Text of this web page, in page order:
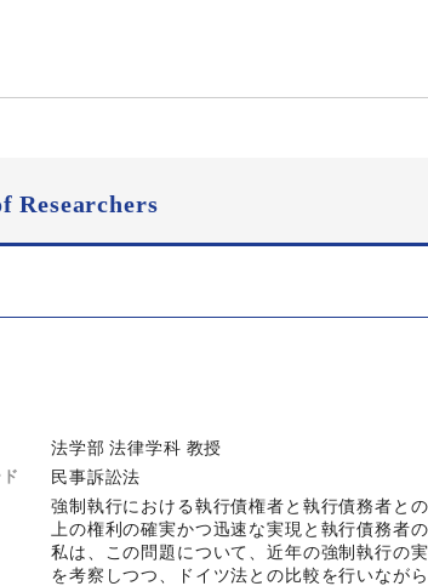
Researchers
法学部 法律学科 教授
民事訴訟法
強制執行における執行債権者と執行債務者と
上の権利の確実かつ迅速な実現と執行債務者
私は、この問題について、近年の強制執行の
を考察しつつ、ドイツ法との比較を行いなが